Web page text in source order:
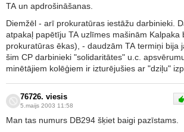
TA un apdrošināšanas.
Diemžēl - arī prokuratūras iestāžu darbinieki.
atpakaļ papētīju TA uzlīmes mašinām Kalpaka
prokuratūras ēkas), - daudzām TA termiņi bija jau beigušies. Līdz
šim CP darbinieki "solidaritātes" u.c. apsvērumu dēļ ,
minētājiem kolēģiem ir izturējušies ar "dziļu"
76726. viesis
5.maijs 2003 11:58
Man tas numurs DB294 šķiet baigi pazīstams.